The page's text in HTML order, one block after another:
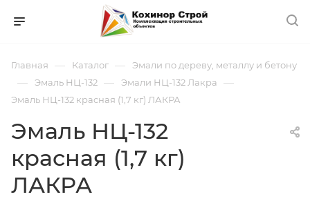
Главная — Каталог — Эмали по дереву, металлу и бетону
— Эмаль НЦ-132 — Эмали НЦ-132 Лакра —
Эмаль НЦ-132 красная (1,7 кг) ЛАКРА
Эмаль НЦ-132
красная (1,7 кг)
ЛАКРА